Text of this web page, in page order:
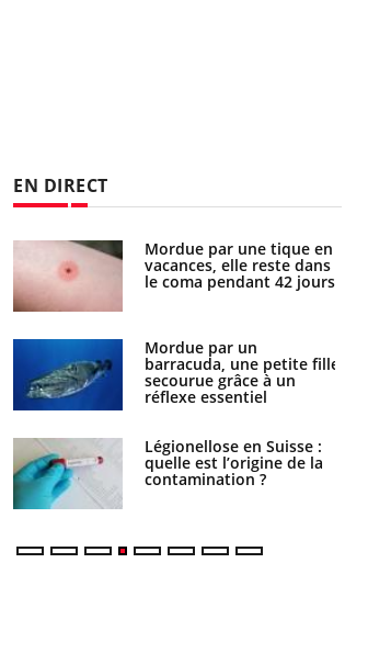
EN DIRECT
Mordue par une tique en
vacances, elle reste dans
le coma pendant 42 jours
Mordue par un
barracuda, une petite fille
secourue grâce à un
réflexe essentiel
Légionellose en Suisse :
quelle est l’origine de la
contamination ?